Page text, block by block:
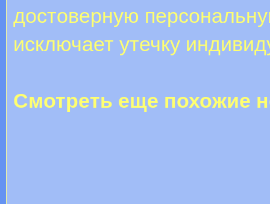
достоверную
исключает утечку
Смотреть еще похожие